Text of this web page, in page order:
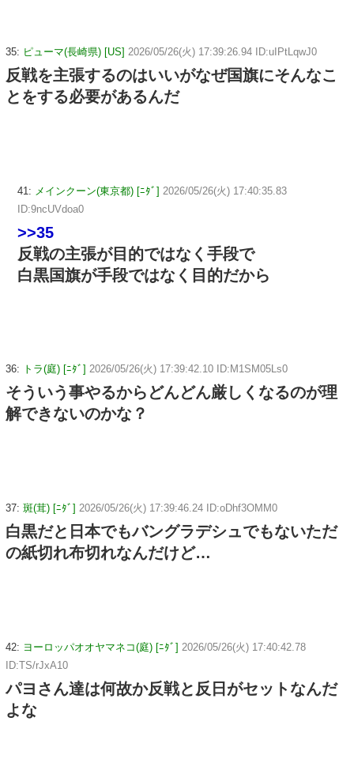
35: ピューマ(長崎県) [US] 2026/05/26(火) 17:39:26.94 ID:uIPtLqwJ0
反戦を主張するのはいいがなぜ国旗にそんなこ
とをする必要があるんだ
41: メインクーン(東京都) [ﾆﾀﾞ] 2026/05/26(火) 17:40:35.83
ID:9ncUVdoa0
>>35
反戦の主張が目的ではなく手段で
白黒国旗が手段ではなく目的だから
36: トラ(庭) [ﾆﾀﾞ] 2026/05/26(火) 17:39:42.10 ID:M1SM05Ls0
そういう事やるからどんどん厳しくなるのが理
解できないのかな？
37: 斑(茸) [ﾆﾀﾞ] 2026/05/26(火) 17:39:46.24 ID:oDhf3OMM0
白黒だと日本でもバングラデシュでもないただ
の紙切れ布切れなんだけど…
42: ヨーロッパオオヤマネコ(庭) [ﾆﾀﾞ] 2026/05/26(火) 17:40:42.78
ID:TS/rJxA10
パヨさん達は何故か反戦と反日がセットなんだ
よな